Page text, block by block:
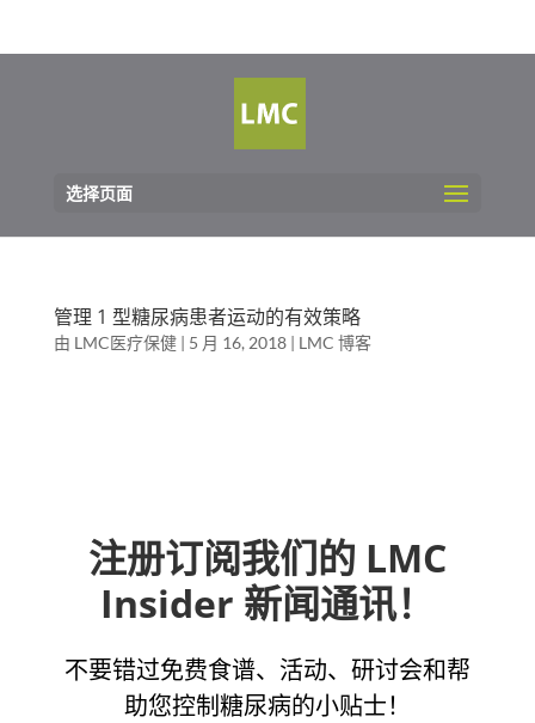
选择页面
管理 1 型糖尿病患者运动的有效策略
由 LMC医疗保健| 5 月 16, 2018| LMC 博客
注册订阅我们的 LMC
Insider 新闻通讯！
不要错过免费食谱、活动、研讨会和帮
助您控制糖尿病的小贴士！